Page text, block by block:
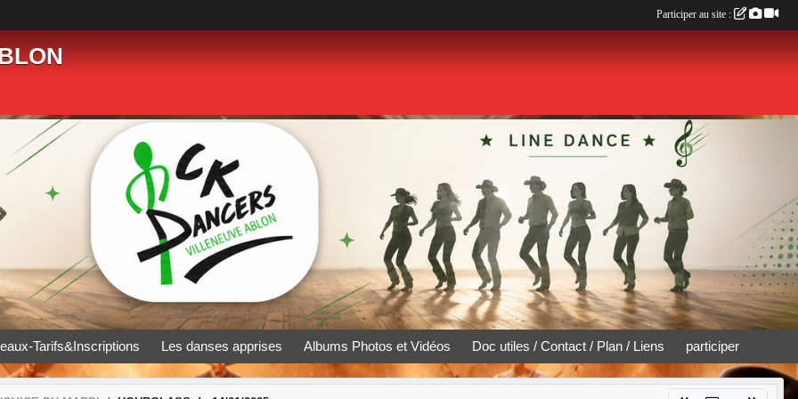
Tarifs&Inscriptions Les danses apprises Albums Photos et Vidéos Doc utiles / Contact / Plan / Liens participer
Participer au site :